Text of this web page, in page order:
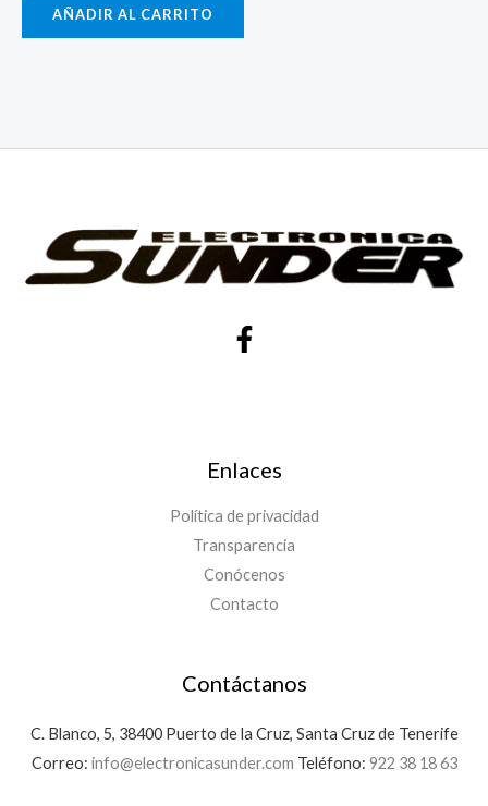
AÑADIR AL CARRITO
Enlaces
Política de privacidad
Transparencia
Conócenos
Contacto
Contáctanos
C. Blanco, 5, 38400 Puerto de la Cruz, Santa Cruz de Tenerife
Correo: info@electronicasunder.com Teléfono: 922 38 18 63